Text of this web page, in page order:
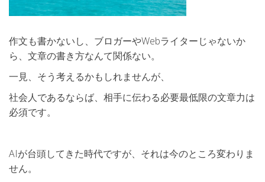
作文も書かないし、ブロガーやWebライターじゃないか
ら、文章の書き方なんて関係ない。
一見、そう考えるかもしれませんが、
社会人であるならば、相手に伝わる必要最低限の文章力は
必須です。
AIが台頭してきた時代ですが、それは今のところ変わりま
せん。